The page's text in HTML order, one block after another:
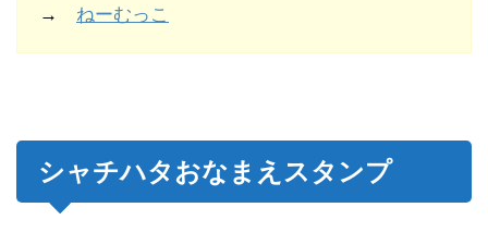
→ ねーむっこ
シャチハタおなまえスタンプ